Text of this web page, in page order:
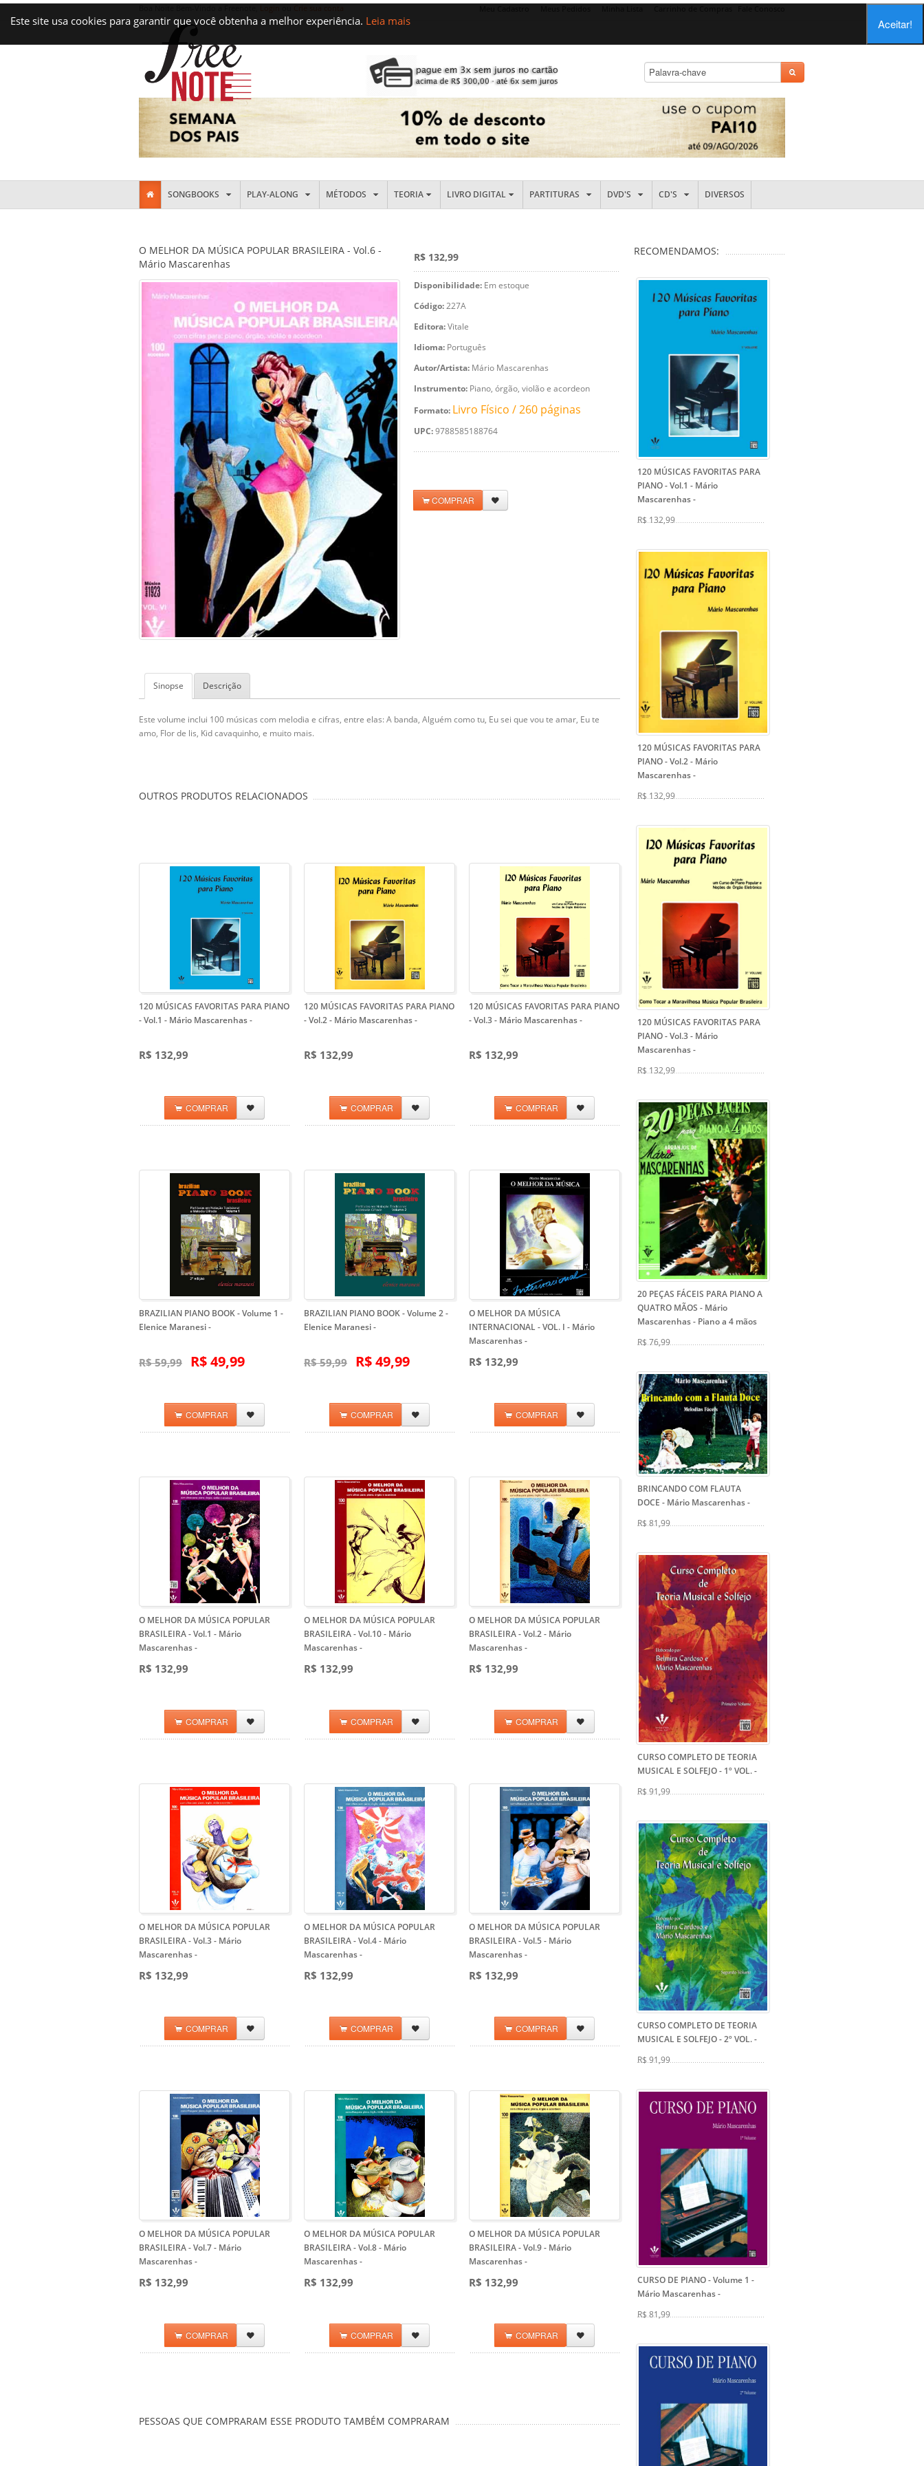
Este site usa cookies para garantir que você obtenha a melhor experiência. Leia mais Aceitar!
SONGBOOKS PLAY-ALONG MÉTODOS TEORIA LIVRO DIGITAL PARTITURAS DVD'S CD'S DIVERSOS
O MELHOR DA MÚSICA POPULAR BRASILEIRA - Vol.6 -
Mário Mascarenhas
R$ 132,99
Disponibilidade: Em estoque
Código:227A
Editora:Vitale
Idioma: Português
Autor/Artista: Mário Mascarenhas
Instrumento: Piano, órgão, violão e acordeon
Formato: Livro Físico / 260 páginas
UPC:9788585188764
COMPRAR
Sinopse Descrição
Este volume inclui 100 músicas com melodia e cifras, entre elas: A banda, Alguém como tu, Eu sei que vou te amar, Eu te
amo, Flor de lis, Kid cavaquinho, e muito mais.
OUTROS PRODUTOS RELACIONADOS
120 MÚSICAS FAVORITAS PARA PIANO
- Vol.1 - Mário Mascarenhas-
R$ 132,99
COMPRAR
120 MÚSICAS FAVORITAS PARA PIANO
- Vol.2 - Mário Mascarenhas-
R$ 132,99
COMPRAR
120 MÚSICAS FAVORITAS PARA PIANO
- Vol.3 - Mário Mascarenhas-
R$ 132,99
COMPRAR
BRAZILIAN PIANO BOOK - Volume 1 -
Elenice Maranesi-
R$ 59,99 R$ 49,99
COMPRAR
BRAZILIAN PIANO BOOK - Volume 2 -
Elenice Maranesi-
R$ 59,99 R$ 49,99
COMPRAR
O MELHOR DA MÚSICA
INTERNACIONAL - VOL. I - Mário
Mascarenhas-
R$ 132,99
COMPRAR
O MELHOR DA MÚSICA POPULAR
BRASILEIRA - Vol.1 - Mário
Mascarenhas-
R$ 132,99
COMPRAR
O MELHOR DA MÚSICA POPULAR
BRASILEIRA - Vol.10 - Mário
Mascarenhas-
R$ 132,99
COMPRAR
O MELHOR DA MÚSICA POPULAR
BRASILEIRA - Vol.2 - Mário
Mascarenhas-
R$ 132,99
COMPRAR
O MELHOR DA MÚSICA POPULAR
BRASILEIRA - Vol.3 - Mário
Mascarenhas-
R$ 132,99
COMPRAR
O MELHOR DA MÚSICA POPULAR
BRASILEIRA - Vol.4 - Mário
Mascarenhas-
R$ 132,99
COMPRAR
O MELHOR DA MÚSICA POPULAR
BRASILEIRA - Vol.5 - Mário
Mascarenhas-
R$ 132,99
COMPRAR
O MELHOR DA MÚSICA POPULAR
BRASILEIRA - Vol.7 - Mário
Mascarenhas-
R$ 132,99
COMPRAR
O MELHOR DA MÚSICA POPULAR
BRASILEIRA - Vol.8 - Mário
Mascarenhas-
R$ 132,99
COMPRAR
O MELHOR DA MÚSICA POPULAR
BRASILEIRA - Vol.9 - Mário
Mascarenhas-
R$ 132,99
COMPRAR
PESSOAS QUE COMPRARAM ESSE PRODUTO TAMBÉM COMPRARAM
RECOMENDAMOS:
120 MÚSICAS FAVORITAS PARA
PIANO - Vol.1 - Mário
Mascarenhas-
R$ 132,99
120 MÚSICAS FAVORITAS PARA
PIANO - Vol.2 - Mário
Mascarenhas-
R$ 132,99
120 MÚSICAS FAVORITAS PARA
PIANO - Vol.3 - Mário
Mascarenhas-
R$ 132,99
20 PEÇAS FÁCEIS PARA PIANO A
QUATRO MÃOS - Mário
Mascarenhas- Piano a 4 mãos
R$ 76,99
BRINCANDO COM FLAUTA
DOCE - Mário Mascarenhas-
R$ 81,99
CURSO COMPLETO DE TEORIA
MUSICAL E SOLFEJO - 1º VOL.-
R$ 91,99
CURSO COMPLETO DE TEORIA
MUSICAL E SOLFEJO - 2º VOL.-
R$ 91,99
CURSO DE PIANO - Volume 1 -
Mário Mascarenhas-
R$ 81,99